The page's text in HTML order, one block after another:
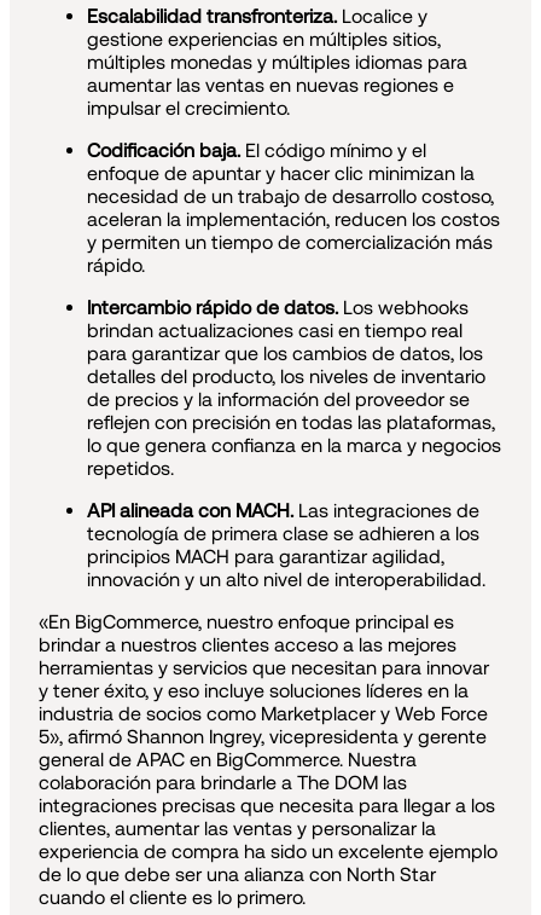
Escalabilidad transfronteriza.Localice y
gestione experiencias en múltiples sitios,
múltiples monedas y múltiples idiomas para
aumentar las ventas en nuevas regiones e
impulsar el crecimiento.
Codificación baja.El código mínimo y el
enfoque de apuntar y hacer clic minimizan la
necesidad de un trabajo de desarrollo costoso,
aceleran la implementación, reducen los costos
y permiten un tiempo de comercialización más
rápido.
Intercambio rápido de datos. Los webhooks
brindan actualizaciones casi en tiempo real
para garantizar que los cambios de datos, los
detalles del producto, los niveles de inventario
de precios y la información del proveedor se
reflejen con precisión en todas las plataformas,
lo que genera confianza en la marca y negocios
repetidos.
API alineada con MACH.Las integraciones de
tecnología de primera clase se adhieren a los
principios MACH para garantizar agilidad,
innovación y un alto nivel de interoperabilidad.
«En BigCommerce, nuestro enfoque principal es
brindar a nuestros clientes acceso a las mejores
herramientas y servicios que necesitan para innovar
y tener éxito, y eso incluye soluciones líderes en la
industria de socios como Marketplacer y Web Force
5», afirmó Shannon Ingrey, vicepresidenta y gerente
general de APAC en BigCommerce. Nuestra
colaboración para brindarle a The DOM las
integraciones precisas que necesita para llegar a los
clientes, aumentar las ventas y personalizar la
experiencia de compra ha sido un excelente ejemplo
de lo que debe ser una alianza con North Star
cuando el cliente es lo primero.